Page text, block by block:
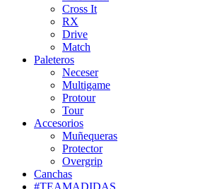
Cross It
RX
Drive
Match
Paleteros
Neceser
Multigame
Protour
Tour
Accesorios
Muñequeras
Protector
Overgrip
Canchas
#TEAMADIDAS